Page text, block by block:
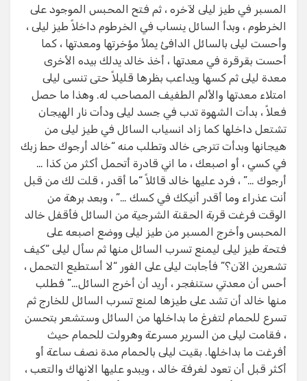
المسبر في طيز ليلى لآخره ، ثم فتح المحبس الموجود على
الخرطوم ، وبدأ السائل ينساب في الخرطوم داخلاً طيز ليلى ،
وأحست ليلى بالسائل الدافئ يملأ مؤخرتها ومعدتها ، كما
أحست بقرقرة في معدتها ، أخذ خالد يدلك بيده الأخرى
معدة ليلى ثم كسها ويداعب بظرها قليلاً حتى تنسى ليلى
امتلاء معدتها والألم الطفيف المصاحب له. وهذا ما حصل
فعلاً ، بدأت الشهوة تدب في جسد ليلى ودأت نار الهيجان
تشتعل داخلها كما زاد انسياب السائل في طيز ليلى من
هيجانها وبدأت تترجى خالد وتطلب منه “خالد أرجوك حط زبك
في كسي ، أو اصبعك ، ما اني قادرة أتحمل أكثر من كذا …
أرجوك …” ، فرد عليها خالد قائلاً “ما أقدر ، قلت لك من قبل
أنت عذراء وما أقدر أنيكك في كسك …” ، وبعد برهة من
الوقت فرغت قربة الحقنة الشرجية من السائل فأقفل خالد
المحبس وأخرج المسبر من طيز ليلى ووضع اصبعه على
فتحة طيز ليلى ليمنع تسرب السائل منها ثم سأل ليلى “كيف
تشعرين الآن؟” فأجابت ليلى على الفور “لا أستطيع التحمل ،
أحس أن معدتي ستنفجر ، أريد أن أخرج السائل…” فطلب
منها خالد أن تشد على طيزها لمنع تسرب السائل للخارج ثم
تسرع للحمام لتفرغ ما بداخلها من السائل وستشعر بتحسن
، فقامت ليلى من السرير مسرعة وهرولت للحمام حيث
أفرغت ما بداخلها. بقيت ليلى بالحمام مدة نصف ساعة أو
أكثر قبل أن تعود لغرفة خالد ، ويبدو عليها الانهاك والتعب ،